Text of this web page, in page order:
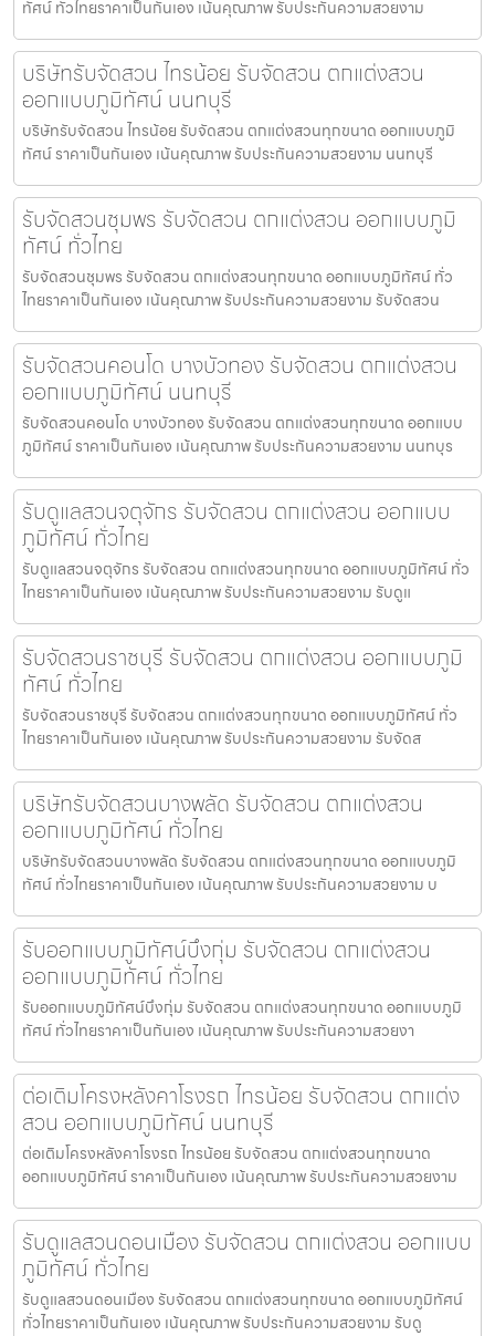
ทัศน์ ทั่วไทยราคาเป็นกันเอง เน้นคุณภาพ รับประกันความสวยงาม
บริษัทรับจัดสวน ไทรน้อย รับจัดสวน ตกแต่งสวน
ออกแบบภูมิทัศน์ นนทบุรี
บริษัทรับจัดสวน ไทรน้อย รับจัดสวน ตกแต่งสวนทุกขนาด ออกแบบภูมิ
ทัศน์ ราคาเป็นกันเอง เน้นคุณภาพ รับประกันความสวยงาม นนทบุรี
รับจัดสวนชุมพร รับจัดสวน ตกแต่งสวน ออกแบบภูมิ
ทัศน์ ทั่วไทย
รับจัดสวนชุมพร รับจัดสวน ตกแต่งสวนทุกขนาด ออกแบบภูมิทัศน์ ทั่ว
ไทยราคาเป็นกันเอง เน้นคุณภาพ รับประกันความสวยงาม รับจัดสวน
รับจัดสวนคอนโด บางบัวทอง รับจัดสวน ตกแต่งสวน
ออกแบบภูมิทัศน์ นนทบุรี
รับจัดสวนคอนโด บางบัวทอง รับจัดสวน ตกแต่งสวนทุกขนาด ออกแบบ
ภูมิทัศน์ ราคาเป็นกันเอง เน้นคุณภาพ รับประกันความสวยงาม นนทบุร
รับดูแลสวนจตุจักร รับจัดสวน ตกแต่งสวน ออกแบบ
ภูมิทัศน์ ทั่วไทย
รับดูแลสวนจตุจักร รับจัดสวน ตกแต่งสวนทุกขนาด ออกแบบภูมิทัศน์ ทั่ว
ไทยราคาเป็นกันเอง เน้นคุณภาพ รับประกันความสวยงาม รับดูแ
รับจัดสวนราชบุรี รับจัดสวน ตกแต่งสวน ออกแบบภูมิ
ทัศน์ ทั่วไทย
รับจัดสวนราชบุรี รับจัดสวน ตกแต่งสวนทุกขนาด ออกแบบภูมิทัศน์ ทั่ว
ไทยราคาเป็นกันเอง เน้นคุณภาพ รับประกันความสวยงาม รับจัดส
บริษัทรับจัดสวนบางพลัด รับจัดสวน ตกแต่งสวน
ออกแบบภูมิทัศน์ ทั่วไทย
บริษัทรับจัดสวนบางพลัด รับจัดสวน ตกแต่งสวนทุกขนาด ออกแบบภูมิ
ทัศน์ ทั่วไทยราคาเป็นกันเอง เน้นคุณภาพ รับประกันความสวยงาม บ
รับออกแบบภูมิทัศน์บึงกุ่ม รับจัดสวน ตกแต่งสวน
ออกแบบภูมิทัศน์ ทั่วไทย
รับออกแบบภูมิทัศน์บึงกุ่ม รับจัดสวน ตกแต่งสวนทุกขนาด ออกแบบภูมิ
ทัศน์ ทั่วไทยราคาเป็นกันเอง เน้นคุณภาพ รับประกันความสวยงา
ต่อเติมโครงหลังคาโรงรถ ไทรน้อย รับจัดสวน ตกแต่ง
สวน ออกแบบภูมิทัศน์ นนทบุรี
ต่อเติมโครงหลังคาโรงรถ ไทรน้อย รับจัดสวน ตกแต่งสวนทุกขนาด
ออกแบบภูมิทัศน์ ราคาเป็นกันเอง เน้นคุณภาพ รับประกันความสวยงาม
รับดูแลสวนดอนเมือง รับจัดสวน ตกแต่งสวน ออกแบบ
ภูมิทัศน์ ทั่วไทย
รับดูแลสวนดอนเมือง รับจัดสวน ตกแต่งสวนทุกขนาด ออกแบบภูมิทัศน์
ทั่วไทยราคาเป็นกันเอง เน้นคุณภาพ รับประกันความสวยงาม รับดู